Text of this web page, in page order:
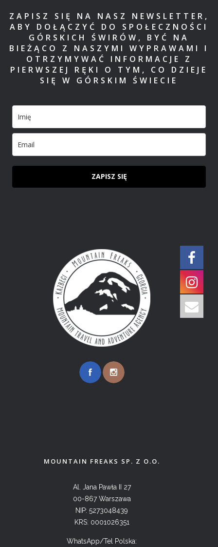
ZAPISZ SIĘ NA NASZ NEWSLETTER,
ABY DOŁĄCZYĆ DO SPOŁECZNOŚCI
GÓRSKICH ŚWIRÓW, BYĆ NA
BIEŻĄCO Z NASZYMI WYPRAWAMI I
OTRZYMYWAĆ INFORMACJE Z
PIERWSZEJ RĘKI O TYM, CO DZIEJE
SIĘ W GÓRSKIM ŚWIECIE
ZAPISZ SIĘ
MOUNTAIN FREAKS SP. Z O.O.
Al. Jana Pawła II 27
00-867 Warszawa
NIP: 5273048439
KRS: 0001026351
WhatsApp/Tel Polska: